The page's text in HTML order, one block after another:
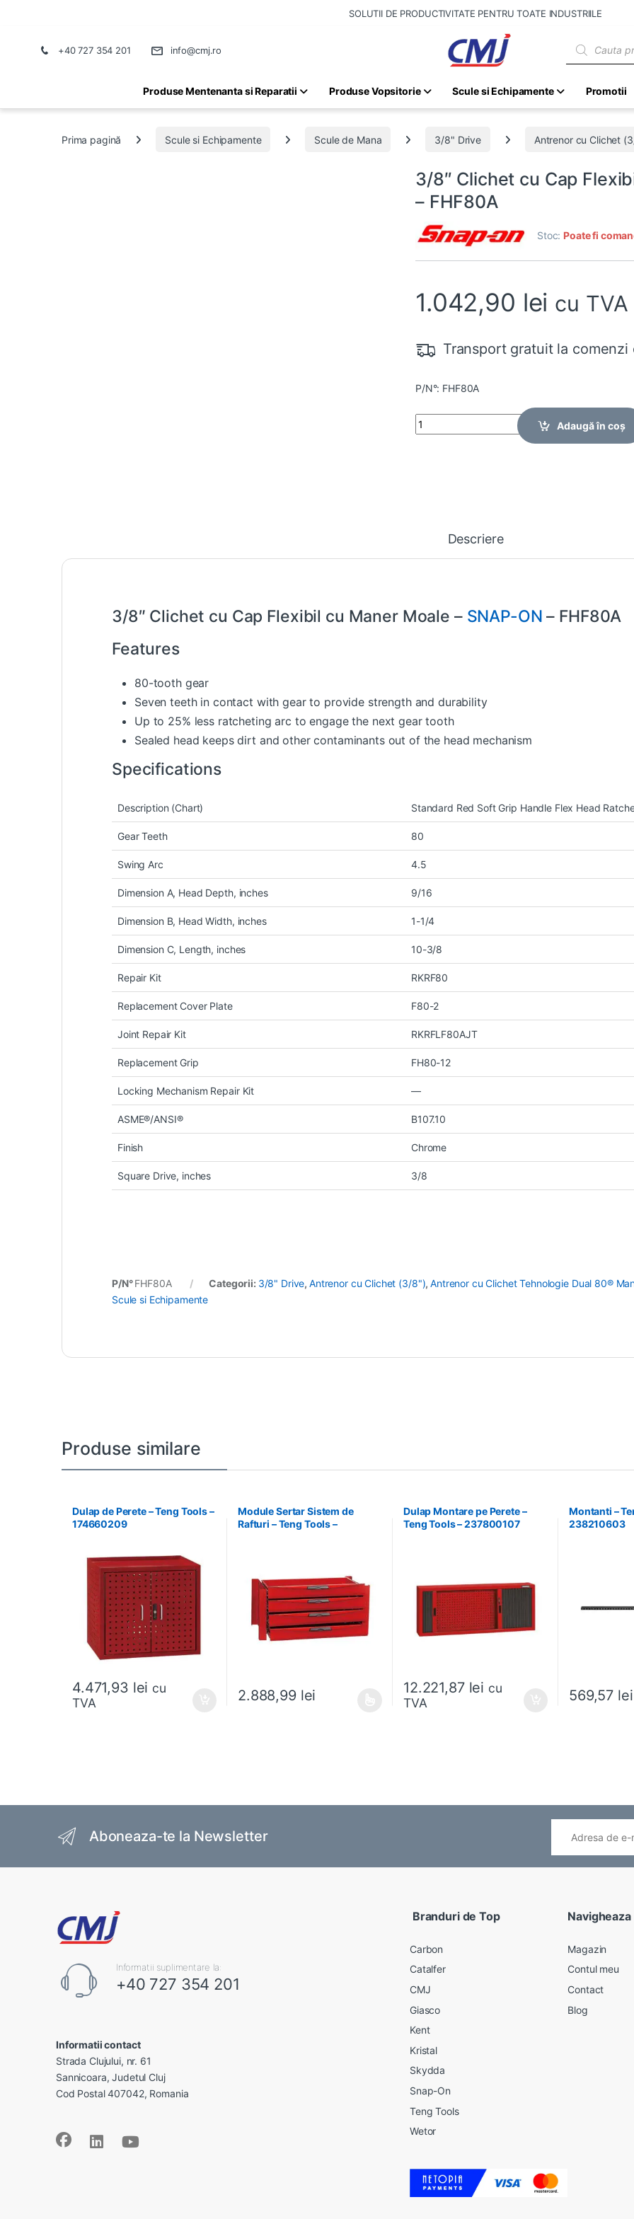
SOLUTII DE PRODUCTIVITATE PENTRU TOATE INDUSTRIILE
+40 727 354 201 info@cmj.ro
Produse Mentenanta si Reparatii Produse Vopsitorie Scule si Echipamente Promotii
Prima pagină Scule si Echipamente Scule de Mana 3/8" Drive Antrenor cu Clichet
3/8″ Clichet cu Cap
– FHF80A
Stoc: Poate fi
1.042,90 lei cu TVA
Transport gratuit la
P/N°: FHF80A
Quantity
Adaugă în coș
Descriere
3/8″ Clichet cu Cap Flexibil cu Maner Moale – SNAP-ON – FHF80A
Features
80-tooth gear
Seven teeth in contact with gear to provide strength and durability
Up to 25% less ratcheting arc to engage the next gear tooth
Sealed head keeps dirt and other contaminants out of the head mechanism
Specifications
Description (Chart) Standard Red Soft Grip Handle Flex Head
Gear Teeth 80
Swing Arc 4.5
Dimension A, Head Depth, inches 9/16
Dimension B, Head Width, inches 1-1/4
Dimension C, Length, inches 10-3/8
Repair Kit RKRF80
Replacement Cover Plate F80-2
Joint Repair Kit RKRFLF80AJT
Replacement Grip FH80-12
Locking Mechanism Repair Kit —
ASME®/ANSI® B107.10
Finish Chrome
Square Drive, inches 3/8
P/N°FHF80A Categorii: 3/8" Drive,Antrenor cu Clichet (3/8"),Antrenor cu Clichet Tehnologie Dual 80®
Scule si Echipamente
Produse similare
Dulap de Perete – Teng Tools –
174660209
4.471,93 lei cu
TVA
Module Sertar Sistem de
Rafturi – Teng Tools –
2.888,99 lei
Acest produs are mai multe variații. Opțiunile pot fi alese în pagina produsului.
Dulap Montare pe Perete –
Teng Tools – 237800107
12.221,87 lei cu
TVA
Montanti –
238210603
569,57 lei
Aboneaza-te la Newsletter
Informatii suplimentare la:
+40 727 354 201
Informatii contact
Strada Clujului, nr. 61
Sannicoara, Judetul Cluj
Cod Postal 407042, Romania
Branduri de Top
Carbon
Catalfer
CMJ
Giasco
Kent
Kristal
Skydda
Snap-On
Teng Tools
Wetor
Navigheaza
Magazin
Contul meu
Contact
Blog